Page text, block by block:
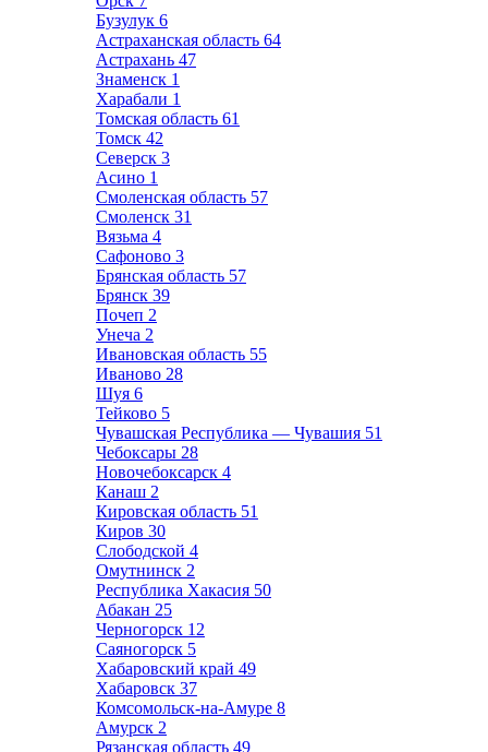
Бузулук 6
Астраханская область 64
Астрахань 47
Знаменск 1
Харабали 1
Томская область 61
Томск 42
Северск 3
Асино 1
Смоленская область 57
Смоленск 31
Вязьма 4
Сафоново 3
Брянская область 57
Брянск 39
Почеп 2
Унеча 2
Ивановская область 55
Иваново 28
Шуя 6
Тейково 5
Чувашская Республика — Чувашия 51
Чебоксары 28
Новочебоксарск 4
Канаш 2
Кировская область 51
Киров 30
Слободской 4
Омутнинск 2
Республика Хакасия 50
Абакан 25
Черногорск 12
Саяногорск 5
Хабаровский край 49
Хабаровск 37
Комсомольск-на-Амуре 8
Амурск 2
Рязанская область 49